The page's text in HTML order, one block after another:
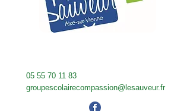
05 55 70 11 83
groupescolairecompassion@lesauveur.fr